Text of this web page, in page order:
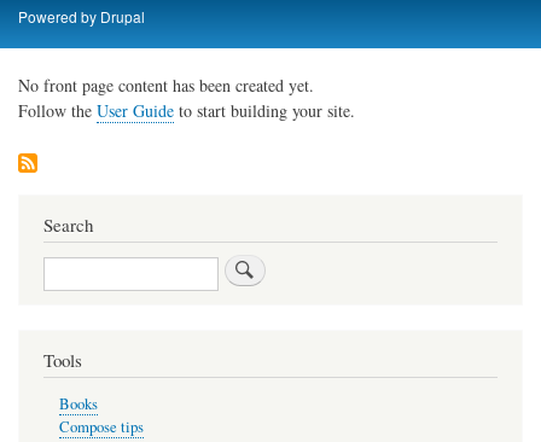
content
Powered by Drupal
No front page content has been created yet.
Follow the User Guide to start building your site.
Search
Search
Tools
Books
Compose tips